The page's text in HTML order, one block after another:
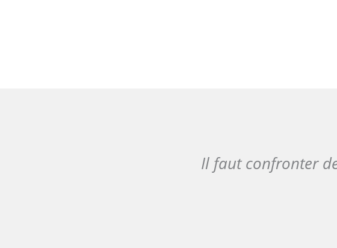
Il faut confronter